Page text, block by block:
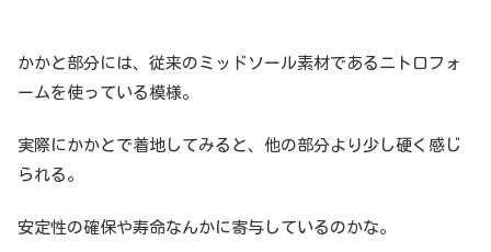
かかと部分には、従来のミッドソール素材であるニトロフォ
ームを使っている模様。
実際にかかとで着地してみると、他の部分より少し硬く感じ
られる。
安定性の確保や寿命なんかに寄与しているのかな。